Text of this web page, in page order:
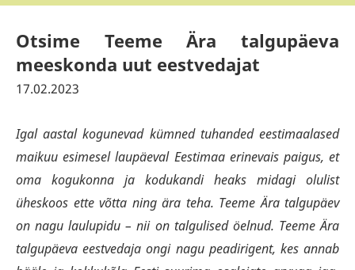
Otsime Teeme Ära talgupäeva
meeskonda uut eestvedajat
17.02.2023
Igal aastal kogunevad kümned tuhanded eestimaalased
maikuu esimesel laupäeval Eestimaa erinevais paigus, et
oma kogukonna ja kodukandi heaks midagi olulist
üheskoos ette võtta ning ära teha. Teeme Ära talgupäev
on nagu laulupidu – nii on talgulised öelnud. Teeme Ära
talgupäeva eestvedaja ongi nagu peadirigent, kes annab